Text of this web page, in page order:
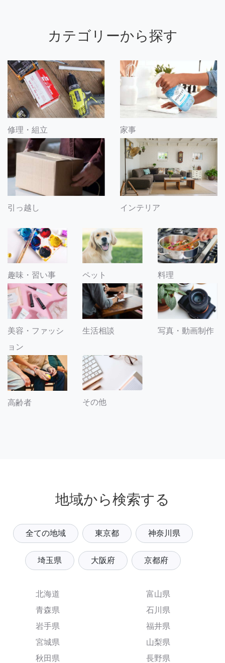
カテゴリーから探す
修理・組立 家事
引っ越し インテリア
趣味・習い事 ペット 料理
美容・ファッシ
ョン
生活相談 写真・動画制作
高齢者 その他
地域から検索する
全ての地域 東京都 神奈川県
埼玉県 大阪府 京都府
北海道
青森県
岩手県
宮城県
秋田県
富山県
石川県
福井県
山梨県
長野県